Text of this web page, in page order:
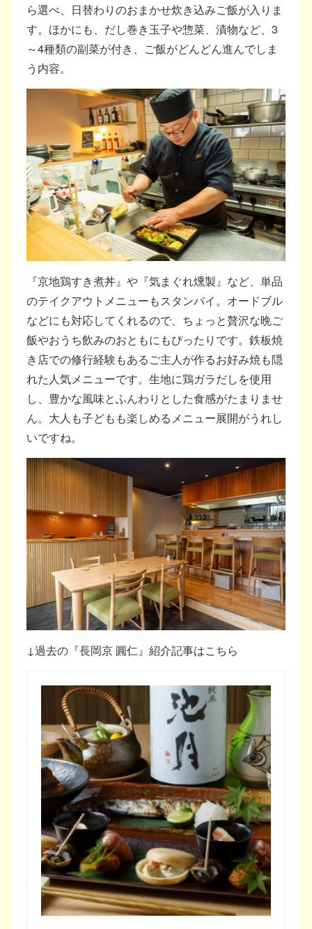
ら選べ、日替わりのおまかせ炊き込みご飯が入りま
す。ほかにも、だし巻き玉子や惣菜、漬物など、3
～4種類の副菜が付き、ご飯がどんどん進んでしま
う内容。
『京地鶏すき煮丼』や『気まぐれ燻製』など、単品
のテイクアウトメニューもスタンバイ。オードブル
などにも対応してくれるので、ちょっと贅沢な晩ご
飯やおうち飲みのおともにもぴったりです。鉄板焼
き店での修行経験もあるご主人が作るお好み焼も隠
れた人気メニューです。生地に鶏ガラだしを使用
し、豊かな風味とふんわりとした食感がたまりませ
ん。大人も子どもも楽しめるメニュー展開がうれし
いですね。
↓過去の『長岡京 圓仁』紹介記事はこちら